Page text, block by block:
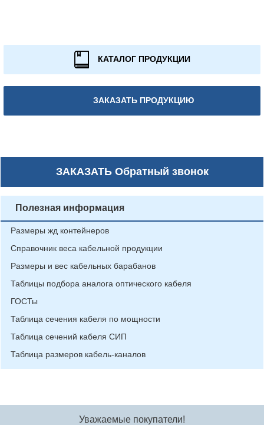
КАТАЛОГ ПРОДУКЦИИ
ЗАКАЗАТЬ ПРОДУКЦИЮ
ЗАКАЗАТЬОбратный звонок
Полезная информация
Размеры жд контейнеров
Справочник веса кабельной продукции
Размеры и вес кабельных барабанов
Таблицы подбора аналога оптического кабеля
ГОСТы
Таблица сечения кабеля по мощности
Таблица сечений кабеля СИП
Таблица размеров кабель-каналов
Уважаемые покупатели!